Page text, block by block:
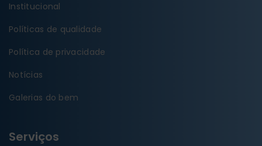
Institucional
Políticas de qualidade
Política de privacidade
Notícias
Galerias do bem
Serviços